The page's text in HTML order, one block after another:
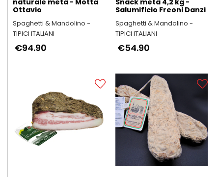
naturale metà - Motta
Ottavio
Spaghetti & Mandolino -
TIPICI ITALIANI
€94.90
Snack metà 4,2 kg -
Salumificio Freoni Danzi
Spaghetti & Mandolino -
TIPICI ITALIANI
€54.90